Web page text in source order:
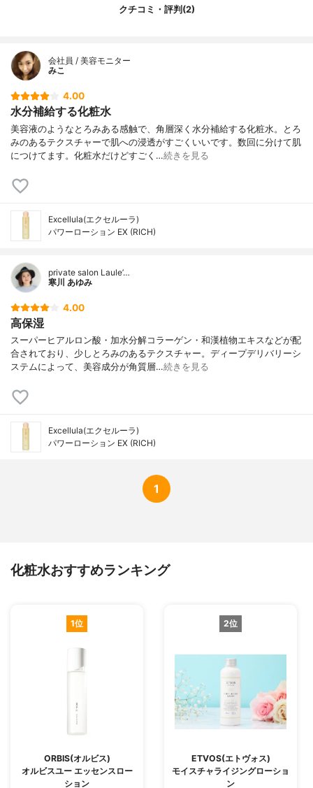
加水分解コラーゲン、マクロプチリウムア
レチノール、トリスヘキシルデカン酸ピリ
キス、クズ根エキス、セイヨウオトギリソ
ウ花／葉／茎エキス、トウキンセンカ花エ
キス、フユボダイジュ花エキス、ヤグルマ
リエタリアエキス、アロエベラ葉エキス、
クロレラエキス、カンゾウ根エキス、ダイ
PEG-32、フェノキシエタノール、オリゴペ
クチコミ・評判(2)
会社員 / 美容モニター
みこ
4.00
水分補給する化粧水
美容液のようなとろみある感触で、角層深く水分補給する化粧水。とろ
みのあるテクスチャーで肌への浸透がすごくいいです。数回に分けて肌
につけてます。化粧水だけどすごく…続きを見る
Excellula(エクセルーラ)
パワーローション EX (RICH)
private salon Laule’…
寒川 あゆみ
4.00
高保湿
スーパーヒアルロン酸・加水分解コラーゲン・和漢植物エキスなどが配
合されており、少しとろみのあるテクスチャー。ディープデリバリーシ
ステムによって、美容成分が角質層…続きを見る
Excellula(エクセルーラ)
パワーローション EX (RICH)
1
化粧水おすすめランキング
1位
ORBIS(オルビス)
オルビスユー エッセンスロー
ション
2位
ETVOS(エトヴォス)
モイスチャライジングローショ
ン